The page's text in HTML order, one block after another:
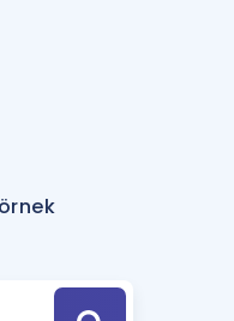
Hesaplama Aracı
için Öneriler
Tek Takvimde